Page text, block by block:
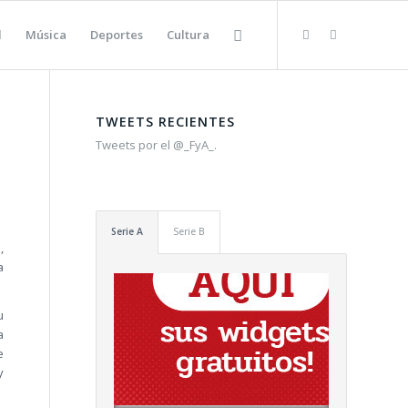
Música Deportes Cultura
TWEETS RECIENTES
Tweets por el @_FyA_.
Serie A Serie B